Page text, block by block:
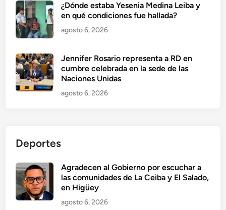
¿Dónde estaba Yesenia Medina Leiba y
en qué condiciones fue hallada?
agosto 6, 2026
Jennifer Rosario representa a RD en
cumbre celebrada en la sede de las
Naciones Unidas
agosto 6, 2026
Deportes
Agradecen al Gobierno por escuchar a
las comunidades de La Ceiba y El Salado,
en Higüey
agosto 6, 2026